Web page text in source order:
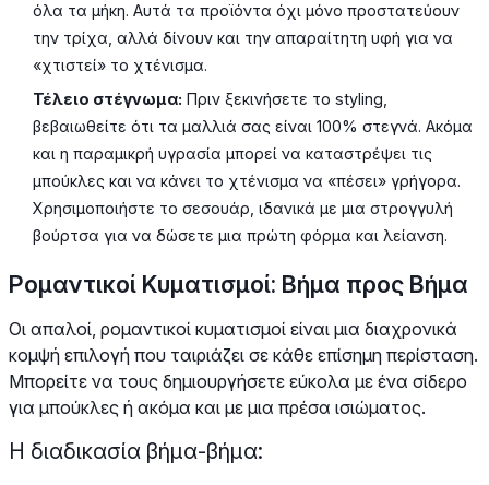
όλα τα μήκη. Αυτά τα προϊόντα όχι μόνο προστατεύουν
την τρίχα, αλλά δίνουν και την απαραίτητη υφή για να
«χτιστεί» το χτένισμα.
Τέλειο στέγνωμα: Πριν ξεκινήσετε το styling,
βεβαιωθείτε ότι τα μαλλιά σας είναι 100% στεγνά. Ακόμα
και η παραμικρή υγρασία μπορεί να καταστρέψει τις
μπούκλες και να κάνει το χτένισμα να «πέσει» γρήγορα.
Χρησιμοποιήστε το σεσουάρ, ιδανικά με μια στρογγυλή
βούρτσα για να δώσετε μια πρώτη φόρμα και λείανση.
Ρομαντικοί Κυματισμοί: Βήμα προς Βήμα
Οι απαλοί, ρομαντικοί κυματισμοί είναι μια διαχρονικά
κομψή επιλογή που ταιριάζει σε κάθε επίσημη περίσταση.
Μπορείτε να τους δημιουργήσετε εύκολα με ένα σίδερο
για μπούκλες ή ακόμα και με μια πρέσα ισιώματος.
Η διαδικασία βήμα-βήμα: